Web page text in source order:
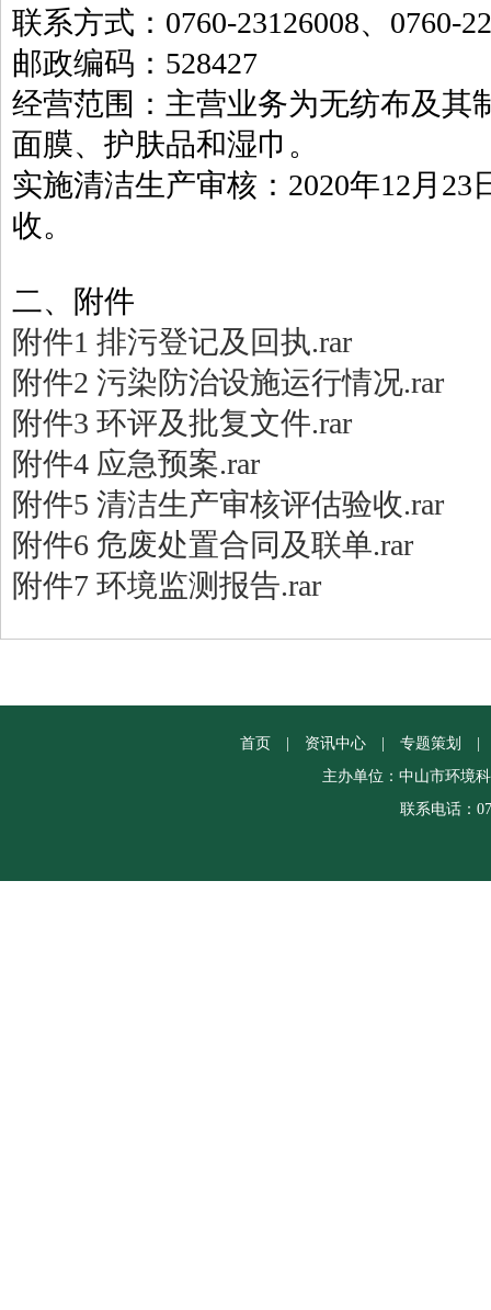
联系方式：0760-23126008、0760-
邮政编码：528427
经营范围：主营业务为无纺布及其
面膜、护肤品和湿巾。
实施清洁生产审核：2020年12月
收。
二、附件
附件1 排污登记及回执.rar
附件2 污染防治设施运行情况.rar
附件3 环评及批复文件.rar
附件4 应急预案.rar
附件5 清洁生产审核评估验收.rar
附件6 危废处置合同及联单.rar
附件7 环境监测报告.rar
首页 资讯中心 专题策划
主办单位：中山市环境
联系电话：